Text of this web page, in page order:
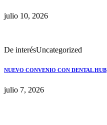
julio 10, 2026
De interésUncategorized
NUEVO CONVENIO CON DENTAL HUB
julio 7, 2026